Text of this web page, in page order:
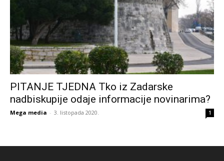
PITANJE TJEDNA Tko iz Zadarske
nadbiskupije odaje informacije novinarima?
Mega media - 3. listopada 2020. 1